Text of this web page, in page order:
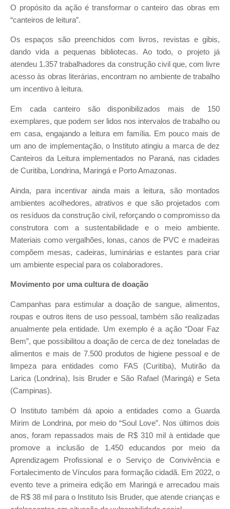
O propósito da ação é transformar o canteiro das obras em
“canteiros de leitura”.
Os espaços são preenchidos com livros, revistas e gibis,
dando vida a pequenas bibliotecas. Ao todo, o projeto já
atendeu 1.357 trabalhadores da construção civil que, com livre
acesso às obras literárias, encontram no ambiente de trabalho
um incentivo à leitura.
Em cada canteiro são disponibilizados mais de 150
exemplares, que podem ser lidos nos intervalos de trabalho ou
em casa, engajando a leitura em família. Em pouco mais de
um ano de implementação, o Instituto atingiu a marca de dez
Canteiros da Leitura implementados no Paraná, nas cidades
de Curitiba, Londrina, Maringá e Porto Amazonas.
Ainda, para incentivar ainda mais a leitura, são montados
ambientes acolhedores, atrativos e que são projetados com
os resíduos da construção civil, reforçando o compromisso da
construtora com a sustentabilidade e o meio ambiente.
Materiais como vergalhões, lonas, canos de PVC e madeiras
compõem mesas, cadeiras, luminárias e estantes para criar
um ambiente especial para os colaboradores.
Movimento por uma cultura de doação
Campanhas para estimular a doação de sangue, alimentos,
roupas e outros itens de uso pessoal, também são realizadas
anualmente pela entidade. Um exemplo é a ação “Doar Faz
Bem”, que possibilitou a doação de cerca de dez toneladas de
alimentos e mais de 7.500 produtos de higiene pessoal e de
limpeza para entidades como FAS (Curitiba), Mutirão da
Larica (Londrina), Isis Bruder e São Rafael (Maringá) e Seta
(Campinas).
O Instituto também dá apoio a entidades como a Guarda
Mirim de Londrina, por meio do “Soul Love”. Nos últimos dois
anos, foram repassados mais de R$ 310 mil à entidade que
promove a inclusão de 1.450 educandos por meio da
Aprendizagem Profissional e o Serviço de Convivência e
Fortalecimento de Vínculos para formação cidadã. Em 2022, o
evento teve a primeira edição em Maringá e arrecadou mais
de R$ 38 mil para o Instituto Isis Bruder, que atende crianças e